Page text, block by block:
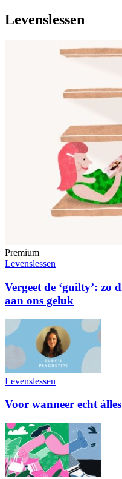
Levenslessen
Premium
Levenslessen
Vergeet de ‘guilty’: zo
aan ons geluk
Levenslessen
Voor wanneer echt